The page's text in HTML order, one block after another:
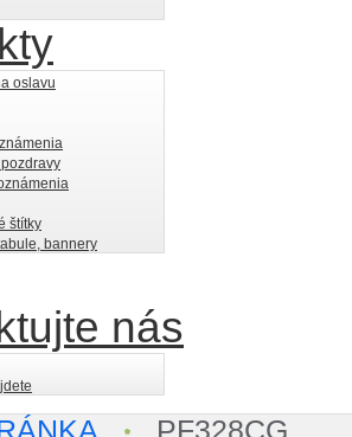
oslavu
štítky
bannery
nás
PF328CG